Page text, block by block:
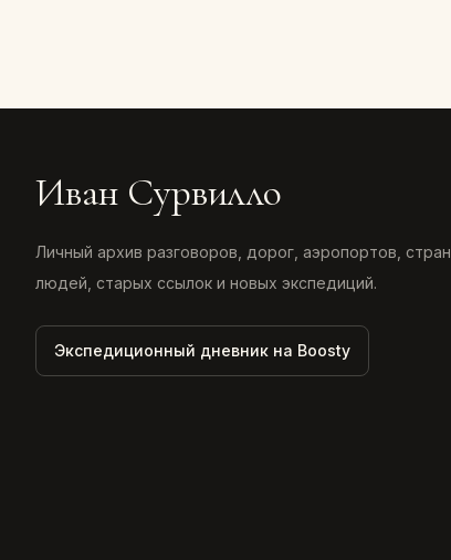
Иван Сурвилло
Личный архив разговоров, дорог, аэропортов, стран,
людей, старых ссылок и новых экспедиций.
Экспедиционный дневник на Boosty